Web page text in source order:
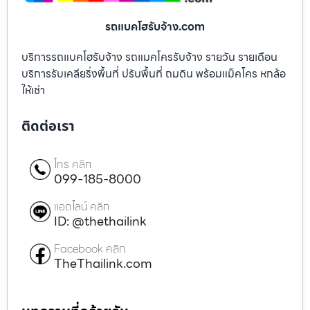
รถแบคโฮรับจ้าง.com
บริการรถแบคโฮรับจ้าง รถแมคโครรับจ้าง รายวัน รายเดือน
บริการรับเคลียริ่งพื้นที่ ปรับพื้นที่ ถมดิน พร้อมแม็คโคร หกล้อ
ให้เช่า
ติดต่อเรา
โทร คลิก
099-185-8000
แอดไลน์ คลิก
ID: @thethailink
Facebook คลิก
TheThailink.com